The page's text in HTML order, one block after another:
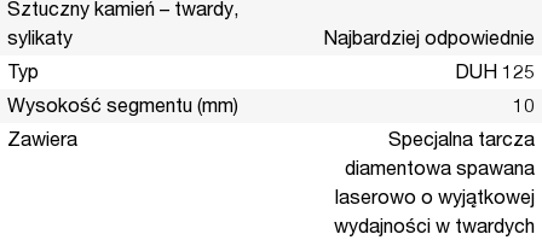
Sztuczny kamień – twardy,
sylikaty
Najbardziej odpowiednie
Typ
DUH 125
Wysokość segmentu (mm)
10
Zawiera
Specjalna tarcza
diamentowa spawana
laserowo o wyjątkowej
wydajności w twardych